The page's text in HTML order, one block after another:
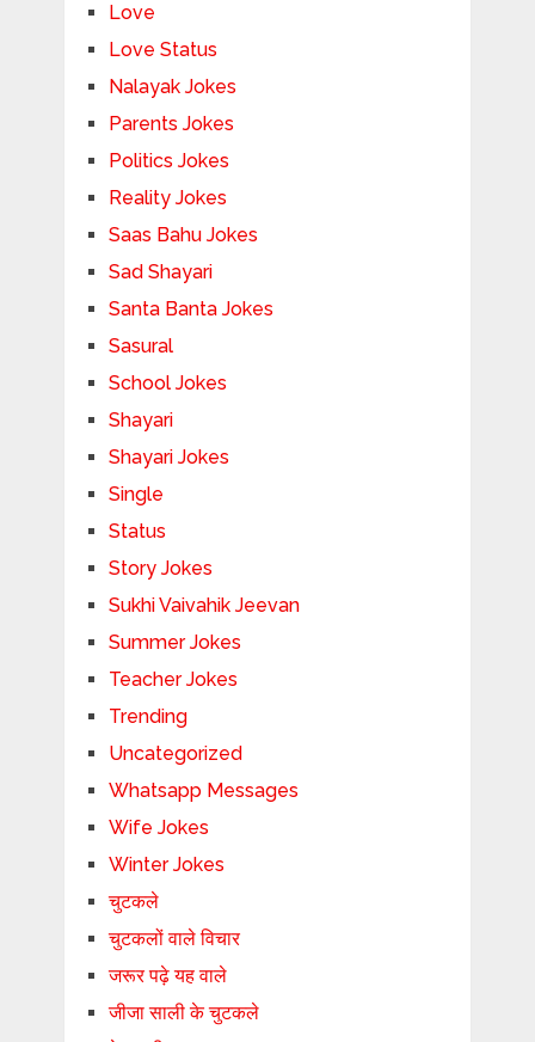
Love
Love Status
Nalayak Jokes
Parents Jokes
Politics Jokes
Reality Jokes
Saas Bahu Jokes
Sad Shayari
Santa Banta Jokes
Sasural
School Jokes
Shayari
Shayari Jokes
Single
Status
Story Jokes
Sukhi Vaivahik Jeevan
Summer Jokes
Teacher Jokes
Trending
Uncategorized
Whatsapp Messages
Wife Jokes
Winter Jokes
चुटकले
चुटकलों वाले विचार
जरूर पढ़े यह वाले
जीजा साली के चुटकले